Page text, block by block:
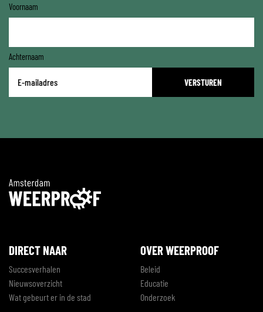
Voornaam
Achternaam
mailadres
DIRECT NAAR
Succesverhalen
Nieuwsoverzicht
Wat gebeurt er in de stad
OVER WEERPROOF
Beleid
Educatie
Onderzoek